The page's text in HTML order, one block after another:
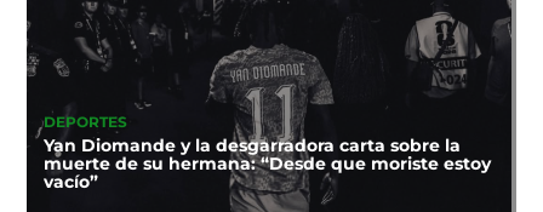
DEPORTES
Yan Diomande y la desgarradora carta sobre la
muerte de su hermana: “Desde que moriste estoy
vacío”